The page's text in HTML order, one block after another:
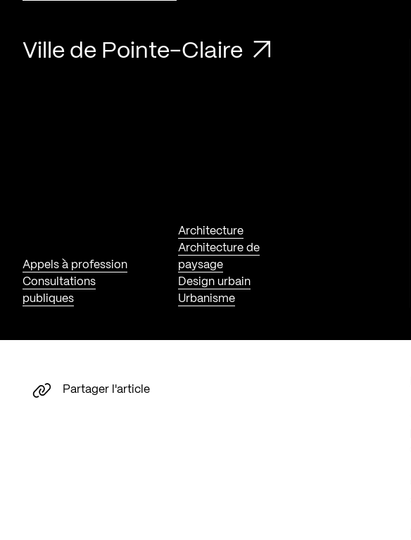
Ville de Pointe-Claire
Appels à profession
Consultations
publiques
Architecture
Architecture de
paysage
Design urbain
Urbanisme
Partager l'article